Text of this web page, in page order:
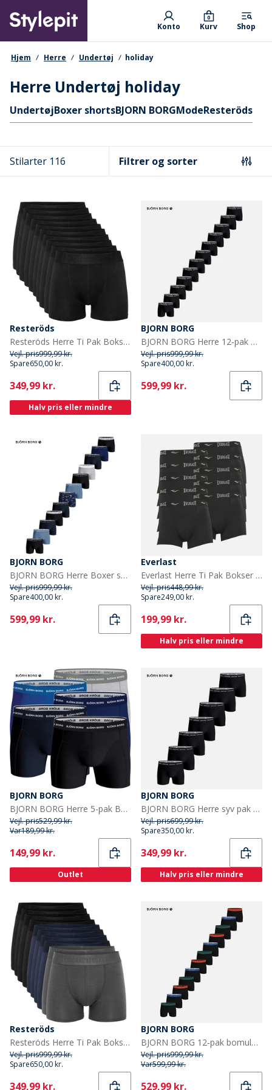
main
content
Primary departments
Konto Kurv
0
Shop
navigationssti
Hjem Herre Undertøj holiday
Herre Undertøj holiday
Hurtige links
UndertøjBoxer shortsBJORN BORGModeResteröds
Stilarter 116 Filtrer og sorter
Resteröds
Resteröds Herre Ti Pak Boksershorts Sort
Vejl. pris999,99 kr.
Spare650,00 kr.
Current
349,99 kr.
Halv pris eller mindre
BJORN BORG
BJORN BORG Herre 12-pak Bomuld Stretch Boxers Multipack 1
Vejl. pris999,99 kr.
Spare400,00 kr.
Current
599,99 kr.
BJORN BORG
BJORN BORG Herre Boxer shorts Flerfarvet
Vejl. pris999,99 kr.
Spare400,00 kr.
Current
599,99 kr.
Everlast
Everlast Herre Ti Pak Bokser Sort
Vejl. pris448,99 kr.
Spare249,00 kr.
Current
199,99 kr.
Halv pris eller mindre
BJORN BORG
BJORN BORG Herre 5-pak Boxers Multipak 9
Vejl. pris529,99 kr.
Var189,99 kr.
Current
149,99 kr.
Outlet
BJORN BORG
BJORN BORG Herre syv pak bomuld stretch underbukser Multipak 1
Vejl. pris699,99 kr.
Spare350,00 kr.
Current
349,99 kr.
Halv pris eller mindre
Resteröds
Resteröds Herre Ti Pak Boksershorts Multifarvet
Vejl. pris999,99 kr.
Spare650,00 kr.
Current
349,99 kr.
BJORN BORG
BJORN BORG 12-pak bomulds stretch boxers Multipack 1
Vejl. pris999,99 kr.
Var599,99 kr.
Current
529,99 kr.